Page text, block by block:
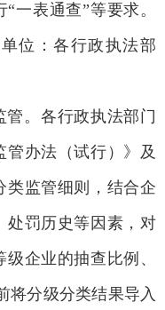
一表通查”等要求。
位：各行政执法部
管。各行政执法部门
办法（试行）》及
类监管细则，结合企
处罚历史等因素，对
企业的抽查比例、
将分级分类结果导入